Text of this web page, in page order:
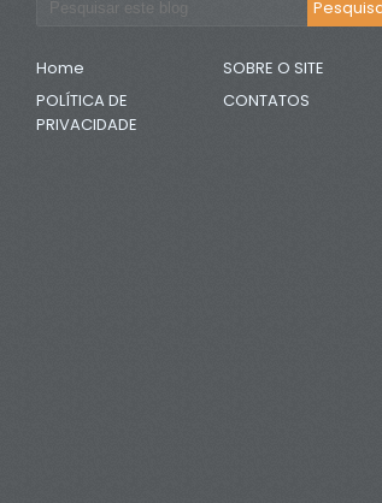
Home
SOBRE O SITE
POLÍTICA DE
PRIVACIDADE
CONTATOS